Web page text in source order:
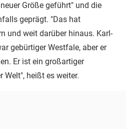
Größe geführt" und die
geprägt. "Das hat
und weit darüber hinaus. Karl-
gebürtiger Westfale, aber er
Er ist ein großartiger
Welt", heißt es weiter.